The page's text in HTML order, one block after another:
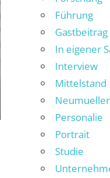
Führung
Gastbeitrag
In eigener
Interview
Mittelstand
Personalie
Portrait
Studie